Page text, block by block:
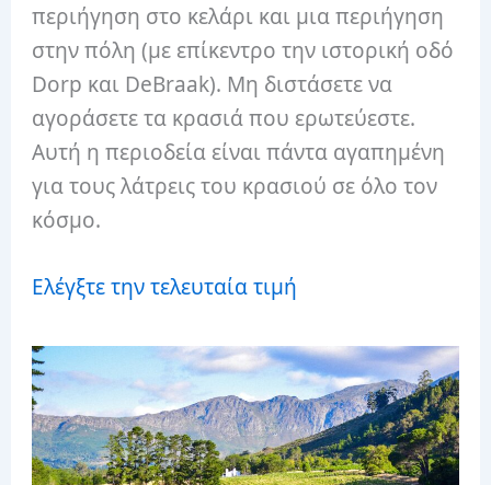
περιήγηση στο κελάρι και μια περιήγηση
στην πόλη (με επίκεντρο την ιστορική οδό
Dorp και DeBraak). Μη διστάσετε να
αγοράσετε τα κρασιά που ερωτεύεστε.
Αυτή η περιοδεία είναι πάντα αγαπημένη
για τους λάτρεις του κρασιού σε όλο τον
κόσμο.
Ελέγξτε την τελευταία τιμή